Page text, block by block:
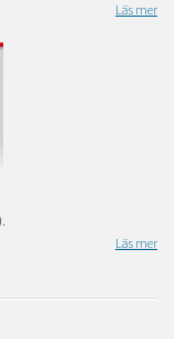
Läs mer
Läs mer